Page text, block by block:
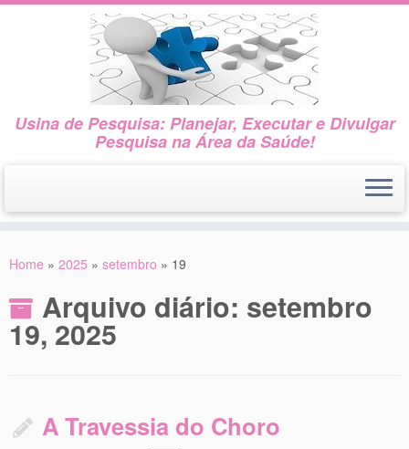
Usina de Pesquisa: Planejar, Executar e Divulgar
Pesquisa na Área da Saúde!
Home » 2025 » setembro » 19
Arquivo diário: setembro
19, 2025
A Travessia do Choro